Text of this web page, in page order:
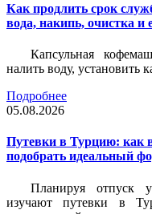
Как продлить срок
вода, накипь, очистка и
Капсульная
налить воду, установить
Подробнее
05.08.2026
Путевки в Турцию: как
подобрать идеальный
Планируя отпуск
изучают путевки в